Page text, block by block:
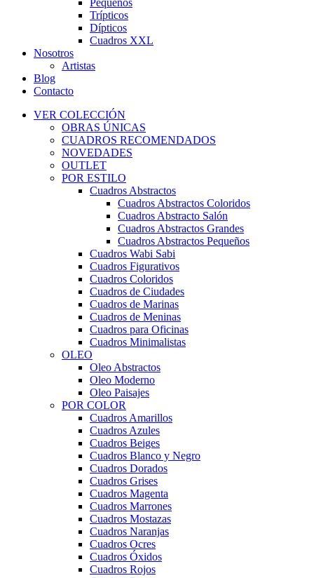
Pequeños
Trípticos
Dípticos
Cuadros XXL
Nosotros
Artistas
Blog
Contacto
VER COLECCIÓN
OBRAS ÚNICAS
CUADROS RECOMENDADOS
NOVEDADES
OUTLET
POR ESTILO
Cuadros Abstractos
Cuadros Abstractos Coloridos
Cuadros Abstracto Salón
Cuadros Abstractos Grandes
Cuadros Abstractos Pequeños
Cuadros Wabi Sabi
Cuadros Figurativos
Cuadros Coloridos
Cuadros de Ciudades
Cuadros de Marinas
Cuadros de Meninas
Cuadros para Oficinas
Cuadros Minimalistas
OLEO
Oleo Abstractos
Oleo Moderno
Oleo Paisajes
POR COLOR
Cuadros Amarillos
Cuadros Azules
Cuadros Beiges
Cuadros Blanco y Negro
Cuadros Dorados
Cuadros Grises
Cuadros Magenta
Cuadros Marrones
Cuadros Mostazas
Cuadros Naranjas
Cuadros Ocres
Cuadros Óxidos
Cuadros Rojos